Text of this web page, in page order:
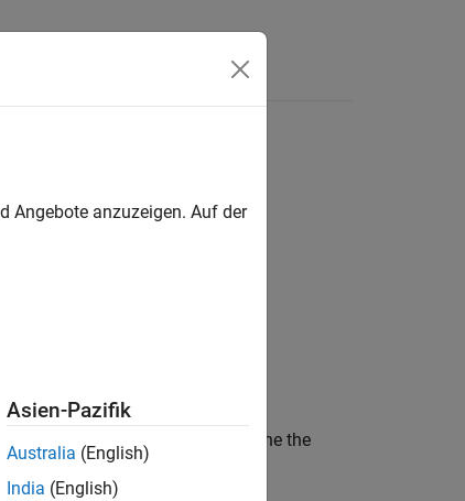
of the methods that define the
Angebote anzuzeigen. Auf der
Asien-Pazifik
Australia (English)
India (English)